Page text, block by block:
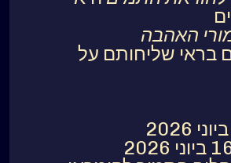
האהבה
בראי שליחותם על